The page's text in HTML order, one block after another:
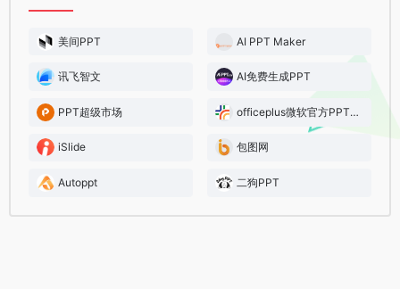
美间PPT AI PPT Maker
讯飞智文 AI免费生成PPT
PPT超级市场 officeplus微软官方PPT模板
iSlide 包图网
Autoppt 二狗PPT